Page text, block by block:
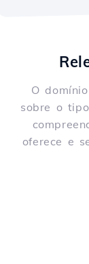
O
sobre o
oferece e